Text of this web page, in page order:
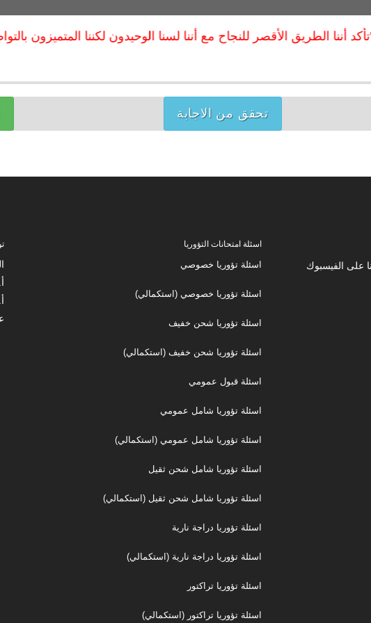
أننا الطريق الأقصر للنجاح مع أننا لسنا الوحيدون لكننا المتميزون
تحقق من الاجابة
اسئلة امتحانات التؤوريا
اسئلة تؤوريا خصوصي
اسئلة تؤوريا خصوصي (استكمالي)
اسئلة تؤوريا شحن خفيف
اسئلة تؤوريا شحن خفيف (استكمالي)
اسئلة قبول عمومي
اسئلة تؤوريا شامل عمومي
اسئلة تؤوريا شامل عمومي (استكمالي)
اسئلة تؤوريا شامل شحن ثقيل
اسئلة تؤوريا شامل شحن ثقيل (استكمالي)
اسئلة تؤوريا دراجة نارية
اسئلة تؤوريا دراجة نارية (استكمالي)
اسئلة تؤوريا تراكتور
اسئلة تؤوريا تراكتور (استكمالي)
على الفيسبوك